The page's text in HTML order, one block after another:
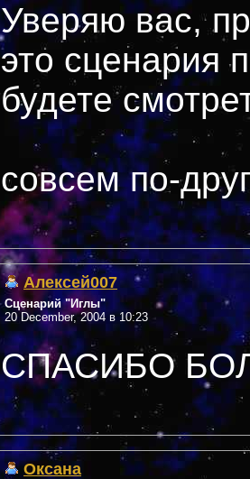
Уверяю вас,
это сценария
будете
совсем по-
Алексей007
Сценарий "Иглы"
20 December, 2004 в 10:23
СПАСИБО
Оксана